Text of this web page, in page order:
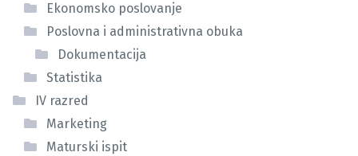
Ekonomsko poslovanje
Poslovna i administrativna obuka
Dokumentacija
Statistika
IV razred
Marketing
Maturski ispit